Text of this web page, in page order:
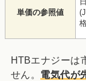
単価の参照値
HTBエナジーは
せん。 電気代が